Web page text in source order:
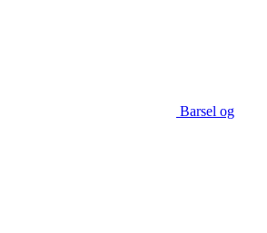
Barsel og